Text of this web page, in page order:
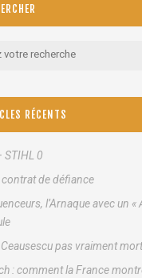
RÉCENTS
STIHL 0
contrat de défiance
l’Arnaque avec un «
pas vraiment
: comment la France